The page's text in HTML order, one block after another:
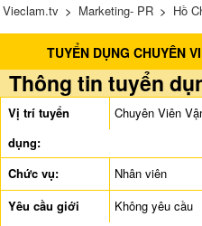
Vieclam.tv > Marketing- PR > Hồ
Kinh DoanhTUYỂN DỤNG CHUYÊN
Thông tin tuyển
Vị trí tuyển
dụng:
Chuyên Viên
Chức vụ:
Nhân viên
Yêu cầu giới
Không yêu cầu